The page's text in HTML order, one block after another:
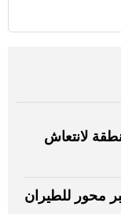
لانتعاش
محور للطيران